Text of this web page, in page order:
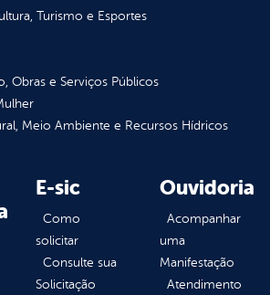
Turismo e Esportes
Obras e Serviços Públicos
Meio Ambiente e Recursos Hídricos
E-sic
Como
solicitar
Consulte sua
Solicitação
Ouvidoria
Acompanhar
uma
Manifestação
Atendimento